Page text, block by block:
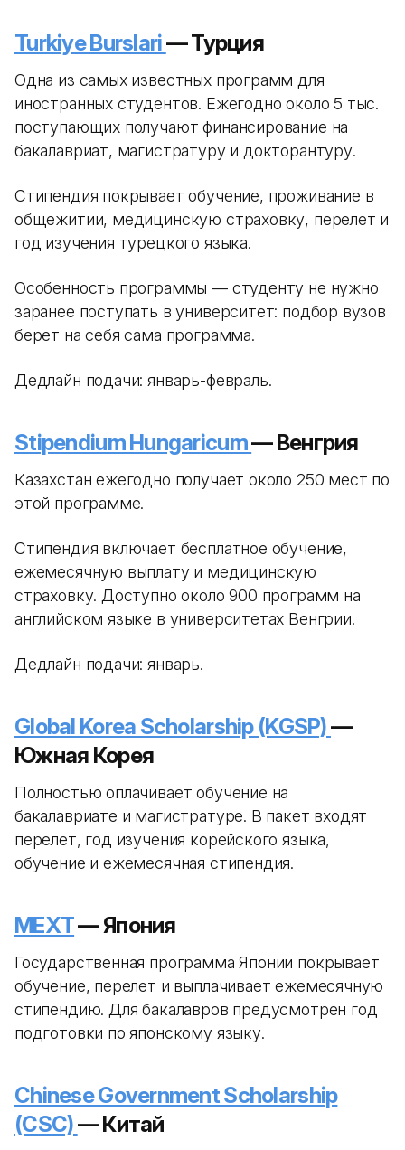
Turkiye Burslari— Турция
Одна из самых известных программ для
иностранных студентов. Ежегодно около 5 тыс.
поступающих получают финансирование на
бакалавриат, магистратуру и докторантуру.
Стипендия покрывает обучение, проживание в
общежитии, медицинскую страховку, перелет и
год изучения турецкого языка.
Особенность программы — студенту не нужно
заранее поступать в университет: подбор вузов
берет на себя сама программа.
Дедлайн подачи: январь-февраль.
Stipendium Hungaricum— Венгрия
Казахстан ежегодно получает около 250 мест по
этой программе.
Стипендия включает бесплатное обучение,
ежемесячную выплату и медицинскую
страховку. Доступно около 900 программ на
английском языке в университетах Венгрии.
Дедлайн подачи: январь.
Global Korea Scholarship (KGSP)—
Южная Корея
Полностью оплачивает обучение на
бакалавриате и магистратуре. В пакет входят
перелет, год изучения корейского языка,
обучение и ежемесячная стипендия.
MEXT— Япония
Государственная программа Японии покрывает
обучение, перелет и выплачивает ежемесячную
стипендию. Для бакалавров предусмотрен год
подготовки по японскому языку.
Chinese Government Scholarship
(CSC)— Китай